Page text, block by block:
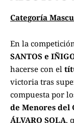
Categoría
En la
SANTOS e
hacerse con el
victoria tras
compuesta por
de Menores del
ÁLVARO SOLA,